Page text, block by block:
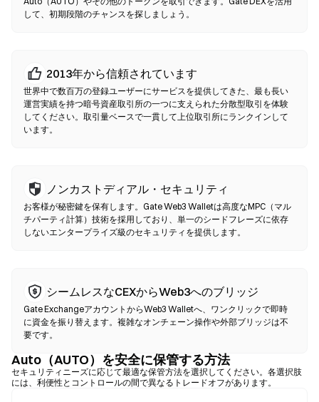
使用してオンチェーンでスワップを実行するため、登録や本人確
認は不要です。互換性のあるウォレットを接続し、トークンペア
を選択し、スリッページ許容値を設定して、スワップを確認して
ください。ガス代が発生し、流動性の深さにより価格が中央集権
型市場と異なる場合がある点にご注意ください。ほとんどのDEX
して、初期段階のチャンスを探しましょう。
2013年から信頼されています
世界中で数百万の登録ユーザーにサービスを提供してきた、最も長い
運営実績を持つ暗号資産取引所の一つに支えられた分散型取引を体験
してください。取引量ベースで一貫して上位取引所にランクインして
います。
ノンカストディアル・セキュリティ
お客様が秘密鍵を保有します。Gate Web3 Walletは高度なMPC（マル
チパーティ計算）技術を採用しており、単一のシードフレーズに依存
しないエンタープライズ級のセキュリティを提供します。
シームレスなCEXからWeb3へのブリッジ
Gate ExchangeアカウントからWeb3 Walletへ、ワンクリックで即時
に資金を振り替えます。複雑なオンチェーン操作や外部ブリッジは不
要です。
Auto（AUTO）を安全に保管する方法
セキュリティニーズに応じて最適な保管方法を選択してください。各選択肢
には、利便性とコントロールの間で異なるトレードオフがあります。